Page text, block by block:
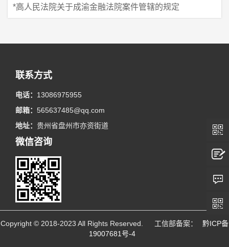
*高人民法院关于成渝金融法院案件管辖的规定
联系方式
电话： 13086975955
邮箱： 565637485@qq.com
地址： 贵州省盘州市亦资街道
微信咨询
Copyright © 2018-2023 All Rights Reserved. 工信部备案：
黔ICP备
19007681号-4